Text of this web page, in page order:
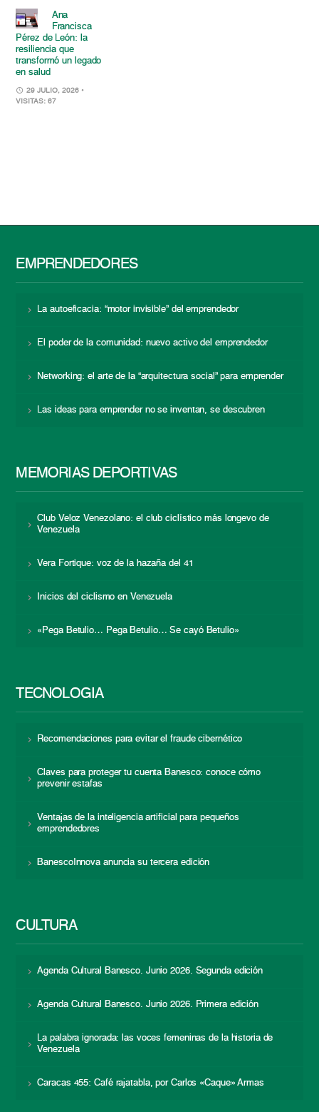
Ana
Francisca
Pérez de León: la
resiliencia que
transformó un legado
en salud
29 JULIO, 2026 •
VISITAS: 67
EMPRENDEDORES
La autoeficacia: “motor invisible” del emprendedor
El poder de la comunidad: nuevo activo del emprendedor
Networking: el arte de la “arquitectura social” para emprender
Las ideas para emprender no se inventan, se descubren
MEMORIAS DEPORTIVAS
Club Veloz Venezolano: el club ciclístico más longevo de
Venezuela
Vera Fortique: voz de la hazaña del 41
Inicios del ciclismo en Venezuela
«Pega Betulio… Pega Betulio… Se cayó Betulio»
TECNOLOGÍA
Recomendaciones para evitar el fraude cibernético
Claves para proteger tu cuenta Banesco: conoce cómo
prevenir estafas
Ventajas de la inteligencia artificial para pequeños
emprendedores
BanescoInnova anuncia su tercera edición
CULTURA
Agenda Cultural Banesco. Junio 2026. Segunda edición
Agenda Cultural Banesco. Junio 2026. Primera edición
La palabra ignorada: las voces femeninas de la historia de
Venezuela
Caracas 455: Café rajatabla, por Carlos «Caque» Armas